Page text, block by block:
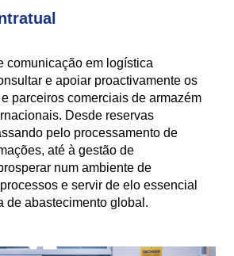
comunicação em logística
e apoiar proactivamente os
parceiros comerciais de armazém
Desde reservas
pelo processamento de
até à gestão de
num ambiente de
e servir de elo essencial
de abastecimento global.